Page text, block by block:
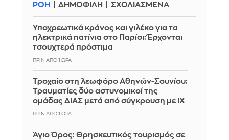
ΡΟΗ ΔΗΜΟΦΙΛΗ ΣΧΟΛΙΑΣΜΕΝΑ
Υποχρεωτικά κράνος και γιλέκο για τα
ηλεκτρικά πατίνια στο Παρίσι: Έρχονται
τσουχτερά πρόστιμα
ΠΡΙΝ ΑΠΌ 1 ΏΡΑ
Τροχαίο στη λεωφόρο Αθηνών-Σουνίου:
Τραυματίες δύο αστυνομικοί της
ομάδας ΔΙΑΣ μετά από σύγκρουση με ΙΧ
ΠΡΙΝ ΑΠΌ 1 ΏΡΑ
Άγιο Όρος: Θρησκευτικός τουρισμός σε